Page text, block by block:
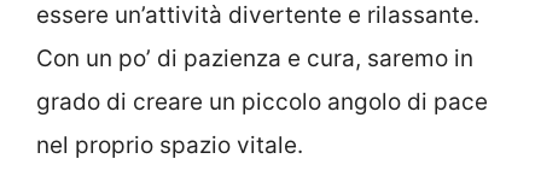
essere un’attività divertente e rilassante.
Con un po’ di pazienza e cura, saremo in
grado di creare un piccolo angolo di pace
nel proprio spazio vitale.